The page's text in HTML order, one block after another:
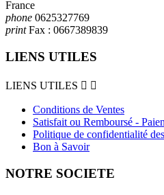
France
phone 0625327769
printFax : 0667389839
LIENS UTILES
LIENS UTILES  
Conditions de Ventes
Satisfait ou Remboursé -
Politique de confidentialité
Bon à Savoir
NOTRE SOCIETE